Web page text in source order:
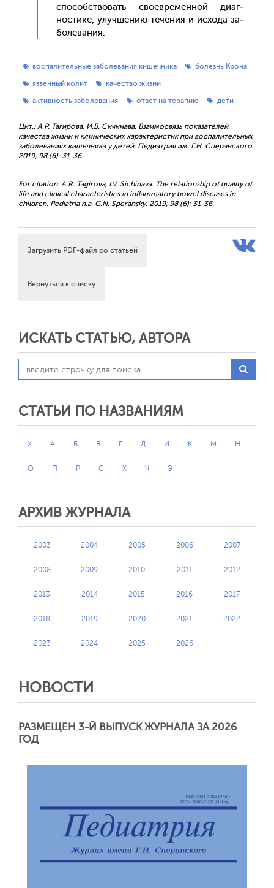
спо­собс­тво­вать сво­ев­ре­мен­ной ди­аг­
ности­ке, улуч­ше­нию те­чения и ис­хо­да за­
боле­вания.
воспалительные заболевания кишечника
болезнь Крона
язвенный колит
качество жизни
активность заболевания
ответ на терапию дети
Цит.: А.Р. Тагирова, И.В. Сичинава. Взаимосвязь показателей
качества жизни и клинических характеристик при воспалительных
заболеваниях кишечника у детей. Педиатрия им. Г.Н. Сперанского.
2019; 98 (6): 31-36.
For citation: A.R. Tagirova, I.V. Sichinava. The relationship of quality of
life and clinical characteristics in inflammatory bowel diseases in
children. Pediatria n.a. G.N. Speransky. 2019; 98 (6): 31-36.
Загрузить PDF-файл со статьей
Вернуться к списку
ИСКАТЬ СТАТЬЮ, АВТОРА
СТАТЬИ ПО НАЗВАНИЯМ
X А Б В Г Д И К М Н
О П Р С Х Ч Э
АРХИВ ЖУРНАЛА
2003 2004 2005 2006 2007
2008 2009 2010 2011 2012
2013 2014 2015 2016 2017
2018 2019 2020 2021 2022
2023 2024 2025 2026
НОВОСТИ
РАЗМЕЩЕН 3-Й ВЫПУСК ЖУРНАЛА ЗА 2026
ГОД